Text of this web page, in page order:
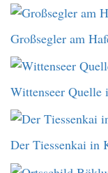
Großsegler am
Wittenseer Quelle
Der Tiessenkai in